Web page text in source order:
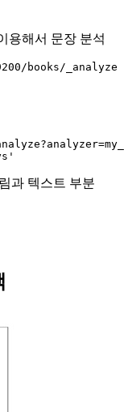
용해서 문장 분석
books/
과 텍스트 부분